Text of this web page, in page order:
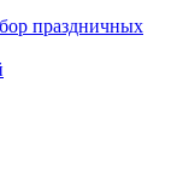
праздничных